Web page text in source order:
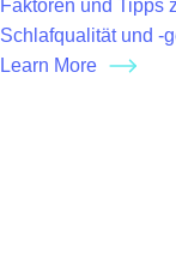
Faktoren und Tipps
Schlafqualität und -
Learn More